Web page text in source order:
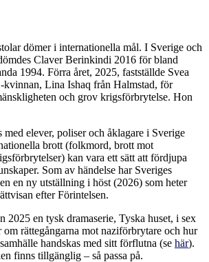
dömer i internationella mål. I Sverige och
Claver Berinkindi 2016 för bland
1994. Förra året, 2025, fastställde Svea
kvinnan, Lina Ishaq från Halmstad, för
och grov krigsförbrytelse. Hon
elever, poliser och åklagare i Sverige
brott (folkmord, brott mot
kan vara ett sätt att fördjupa
Som av händelse har Sveriges
en ny utställning i höst (2026) som heter
efter Förintelsen.
2025 en tysk dramaserie, Tyska huset, i sex
om rättegångarna mot naziförbrytare och hur
handskas med sitt förflutna (se här).
finns tillgänglig – så passa på.